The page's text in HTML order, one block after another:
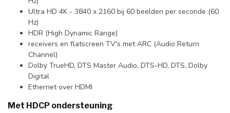
Ultra HD 4K - 3840 x 2160 bij 60 beelden per seconde (60
Hz)
HDR (High Dynamic Range)
receivers en flatscreen TV's met ARC (Audio Return
Channel)
Dolby TrueHD, DTS Master Audio, DTS-HD, DTS, Dolby
Digital
Ethernet over HDMI
Met HDCP ondersteuning